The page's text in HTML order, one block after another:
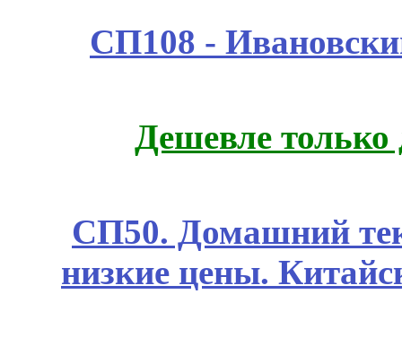
СП108 -
Дешевле
СП50. Домашний
низкие цены.